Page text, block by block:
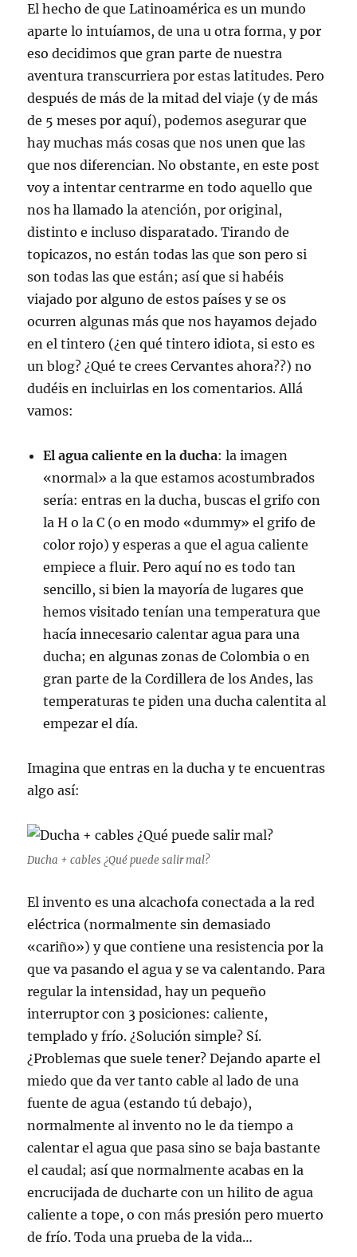
El hecho de que Latinoamérica es un mundo
aparte lo intuíamos, de una u otra forma, y por
eso decidimos que gran parte de nuestra
aventura transcurriera por estas latitudes. Pero
después de más de la mitad del viaje (y de más
de 5 meses por aquí), podemos asegurar que
hay muchas más cosas que nos unen que las
que nos diferencian. No obstante, en este post
voy a intentar centrarme en todo aquello que
nos ha llamado la atención, por original,
distinto e incluso disparatado. Tirando de
topicazos, no están todas las que son pero si
son todas las que están; así que si habéis
viajado por alguno de estos países y se os
ocurren algunas más que nos hayamos dejado
en el tintero (¿en qué tintero idiota, si esto es
un blog? ¿Qué te crees Cervantes ahora??) no
dudéis en incluirlas en los comentarios. Allá
vamos:
El agua caliente en la ducha: la imagen
«normal» a la que estamos acostumbrados
sería: entras en la ducha, buscas el grifo con
la H o la C (o en modo «dummy» el grifo de
color rojo) y esperas a que el agua caliente
empiece a fluir. Pero aquí no es todo tan
sencillo, si bien la mayoría de lugares que
hemos visitado tenían una temperatura que
hacía innecesario calentar agua para una
ducha; en algunas zonas de Colombia o en
gran parte de la Cordillera de los Andes, las
temperaturas te piden una ducha calentita al
empezar el día.
Imagina que entras en la ducha y te encuentras
algo así:
Ducha + cables ¿Qué puede salir mal?
El invento es una alcachofa conectada a la red
eléctrica (normalmente sin demasiado
«cariño») y que contiene una resistencia por la
que va pasando el agua y se va calentando. Para
regular la intensidad, hay un pequeño
interruptor con 3 posiciones: caliente,
templado y frío. ¿Solución simple? Sí.
¿Problemas que suele tener? Dejando aparte el
miedo que da ver tanto cable al lado de una
fuente de agua (estando tú debajo),
normalmente al invento no le da tiempo a
calentar el agua que pasa sino se baja bastante
el caudal; así que normalmente acabas en la
encrucijada de ducharte con un hilito de agua
caliente a tope, o con más presión pero muerto
de frío. Toda una prueba de la vida…